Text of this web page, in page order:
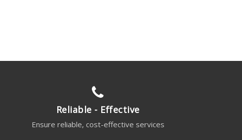
Reliable - Effective
Ensure reliable, cost-effective services